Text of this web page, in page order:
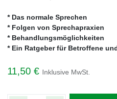
* Das normale Sprechen
* Folgen von Sprechapraxien
* Behandlungsmöglichkeiten
* Ein Ratgeber für Betroffene
11,50 € Inklusive MwSt.